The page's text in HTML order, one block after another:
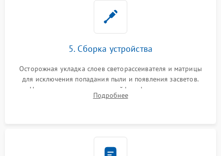
5. Сборка устройства
Осторожная укладка слоев светорассеивателя и матрицы
для исключения попадания пыли и появления засветов.
Надежное подключение шлейфов, фиксация плат и
аккуратное защелкивание пластикового корпуса монитора.
Подробнее